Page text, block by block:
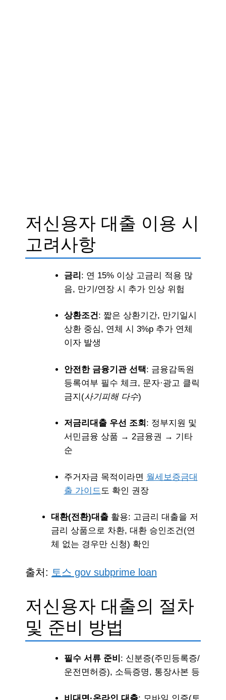
저신용자 대출 이용 시
고려사항
금리 : 연 15% 이상 고금리 적용 많
음, 만기/연장 시 추가 인상 위험
상환조건: 짧은 상환기간, 만기일시
상환 중심, 연체 시 3%p 추가 연체
이자 발생
안전한 금융기관 선택: 금융감독원
등록여부 필수 체크, 문자·광고 클릭
금지(사기피해 다수)
저금리대출 우선 조회 : 정부지원 및
서민금융 상품 → 2금융권 → 기타
순
주거자금 목적이라면 월세보증금대
출 가이드 도 확인 권장
대환(전환)대출 활용: 고금리 대출을 저
금리 상품으로 차환, 대환 승인조건(연
체 없는 경우만 신청) 확인
출처: 토스 gov subprime loan
저신용자 대출의 절차
및 준비 방법
필수 서류 준비 : 신분증(주민등록증/
운전면허증), 소득증명, 통장사본 등